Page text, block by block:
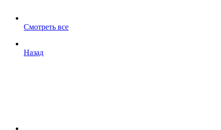
Смотреть все
Назад